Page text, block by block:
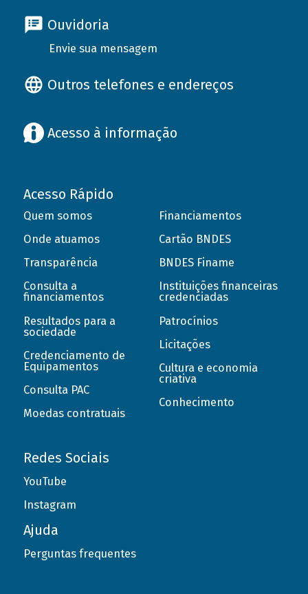
Ouvidoria
Envie sua mensagem
Outros telefones e endereços
Acesso à informação
Acesso Rápido
Quem somos
Onde atuamos
Transparência
Consulta a
financiamentos
Resultados para a
sociedade
Credenciamento de
Equipamentos
Consulta PAC
Moedas contratuais
Financiamentos
Cartão BNDES
BNDES Finame
Instituições financeiras
credenciadas
Patrocínios
Licitações
Cultura e economia
criativa
Conhecimento
Redes Sociais
YouTube
Instagram
Ajuda
Perguntas frequentes